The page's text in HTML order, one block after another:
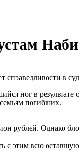
ног в результате
погибших.
рублей. Однако
с этим всю